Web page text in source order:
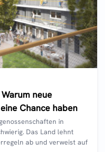
neue
Chance haben
in
Das Land lehnt
ab und verweist auf